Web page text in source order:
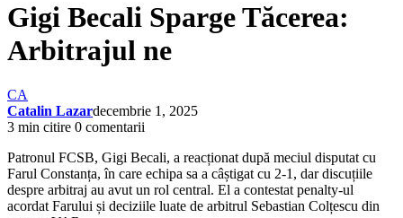
Gigi Becali Sparge Tăcerea:
Arbitrajul ne
CA
Catalin Lazardecembrie 1, 2025
3 min citire 0 comentarii
Patronul FCSB, Gigi Becali, a reacționat după meciul disputat cu
Farul Constanța, în care echipa sa a câștigat cu 2-1, dar discuțiile
despre arbitraj au avut un rol central. El a contestat penalty-ul
acordat Farului și deciziile luate de arbitrul Sebastian Colțescu din